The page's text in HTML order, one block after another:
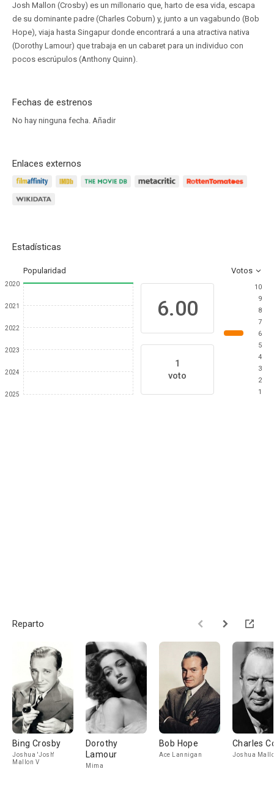
Josh Mallon (Crosby) es un millonario que, harto de esa vida, escapa
de su dominante padre (Charles Coburn) y, junto a un vagabundo (Bob
Hope), viaja hasta Singapur donde encontrará a una atractiva nativa
(Dorothy Lamour) que trabaja en un cabaret para un individuo con
pocos escrúpulos (Anthony Quinn).
Fechas de estrenos
No hay ninguna fecha. Añadir
Enlaces externos
Estadísticas
Popularidad Votos
2020
2021
2022
2023
2024
2025
6.00
1
voto
10
9
8
7
6
5
4
3
2
1
Reparto
Bing Crosby
Joshua 'Josh'
Mallon V
Dorothy
Lamour
Mima
Bob Hope
Ace Lannigan
Charles
Joshua